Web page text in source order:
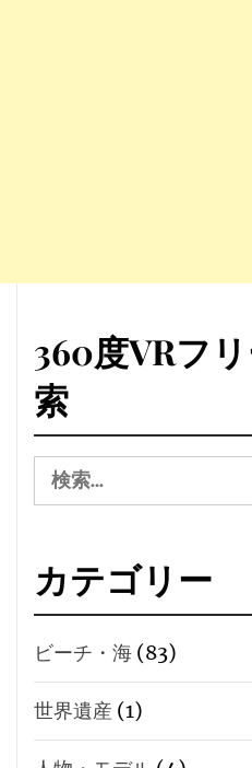
360度VRフ
索
検
索:
カテゴリー
ビーチ・海 (83)
世界遺産 (1)